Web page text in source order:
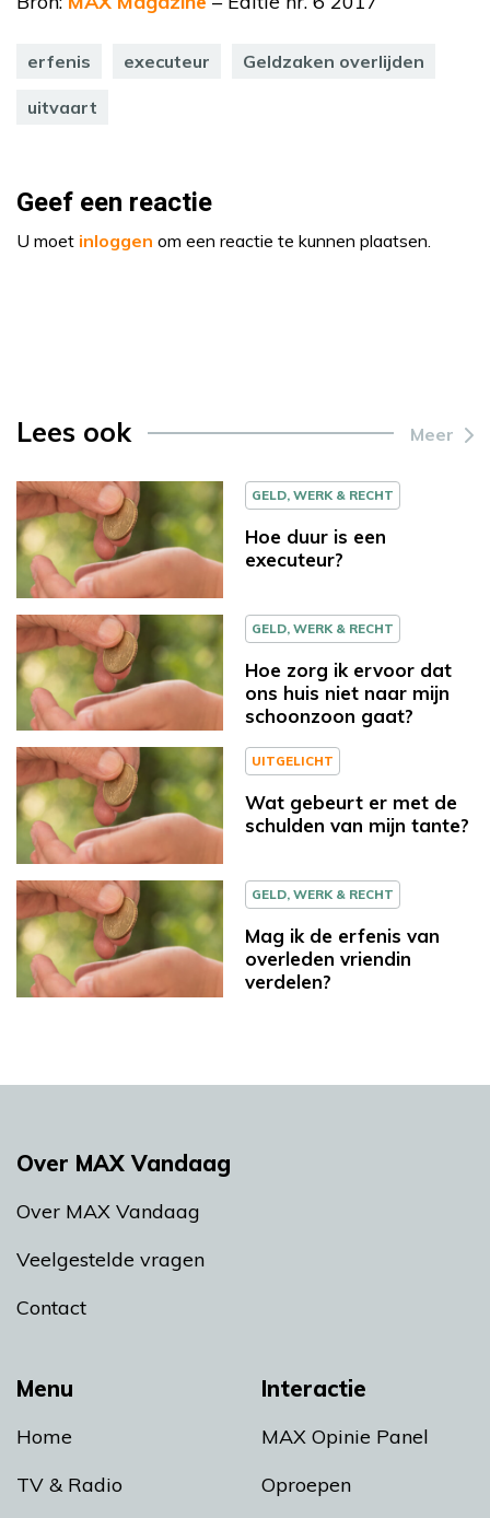
erfenis executeur Geldzaken overlijden
uitvaart
Geef een reactie
U moet inloggen om een reactie te kunnen plaatsen.
Lees ook Meer
GELD, WERK & RECHT
Hoe duur is een
executeur?
GELD, WERK & RECHT
Hoe zorg ik ervoor dat
ons huis niet naar mijn
schoonzoon gaat?
UITGELICHT
Wat gebeurt er met de
schulden van mijn tante?
GELD, WERK & RECHT
Mag ik de erfenis van
overleden vriendin
verdelen?
Menu
Home
TV & Radio
Interactie
MAX Opinie Panel
Oproepen
Over MAX Vandaag
Over MAX Vandaag
Veelgestelde vragen
Contact